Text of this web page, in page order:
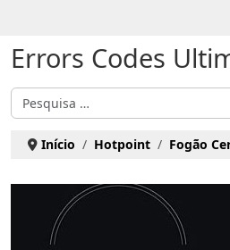
Errors Codes
Pesquisar
Início Hotpoint Fogão